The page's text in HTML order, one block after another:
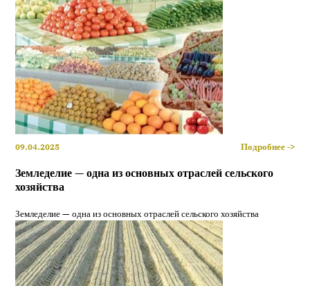
09.04.2025 Подробнее ->
Земледелие — одна из основных отраслей сельского
хозяйства
Земледелие — одна из основных отраслей сельского хозяйства